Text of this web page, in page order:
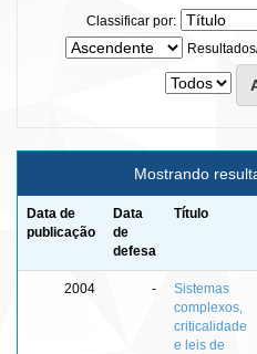
Classificar por:
Mostrando
Data de
publicação
Data
de
defesa
Título
2004 -
Sistemas
complexos,
criticalidade
e leis de